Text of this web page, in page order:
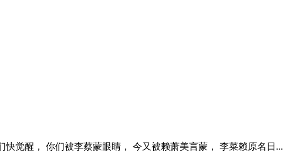
觉醒， 你们被李蔡蒙眼睛， 今又被赖萧美言蒙， 李菜赖原名日...